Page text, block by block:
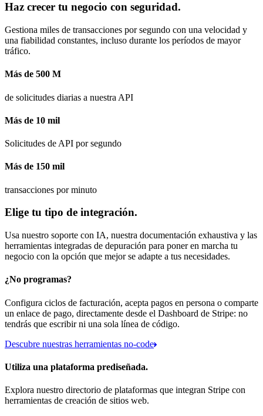
Haz crecer tu negocio con seguridad.
Gestiona miles de transacciones por segundo con una velocidad y
una fiabilidad constantes, incluso durante los períodos de mayor
tráfico.
Más de 500 M
de solicitudes diarias a nuestra API
Más de 10 mil
Solicitudes de API por segundo
Más de 150 mil
transacciones por minuto
Elige tu tipo de integración.
Usa nuestro soporte con IA, nuestra documentación exhaustiva y las
herramientas integradas de depuración para poner en marcha tu
negocio con la opción que mejor se adapte a tus necesidades.
¿No programas?
Configura ciclos de facturación, acepta pagos en persona o comparte
un enlace de pago, directamente desde el Dashboard de Stripe: no
tendrás que escribir ni una sola línea de código.
Descubre nuestras herramientas no-code
Utiliza una plataforma prediseñada.
Explora nuestro directorio de plataformas que integran Stripe con
herramientas de creación de sitios web.